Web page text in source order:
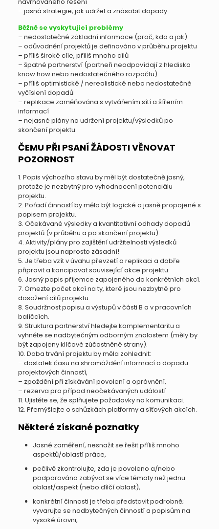
navrhovaného řešení
– jasná strategie, jak udržet a znásobit dopady
Běžně se vyskytující problémy
– nedostatečné základní informace (proč, kdo a jak)
– odůvodnění projektů je definováno v průběhu projektu
– příliš široké cíle, příliš mnoho cílů
– špatné partnerství (partneři neodpovídají z hlediska
know how nebo nedostatečného rozpočtu)
– příliš optimistické / nerealistické nebo nedostatečné
vyčíslení dopadů
– replikace zaměňována s vytvářením sítí a šířením
informací
– nejasné plány na udržení projektu/výsledků po
skončení projektu
ČEMU PŘI PSANÍ ŽÁDOSTI VĚNOVAT
POZORNOST
1. Popis výchozího stavu by měl být dostatečně jasný,
protože je nezbytný pro vyhodnocení potenciálu
projektu.
2. Pořadí činností by mělo být logické a jasně propojené s
popisem projektu.
3. Očekávané výsledky a kvantitativní odhady dopadů
projektů (v průběhu a po skončení projektu).
4. Aktivity/plány pro zajištění udržitelnosti výsledků
projektu jsou naprosto zásadní!
5. Je třeba vzít v úvahu převzetí a replikaci a dobře
připravit a koncipovat související akce projektu.
6. Jasný popis příjemce zapojeného do konkrétních akcí.
7. Omezte počet akcí na ty, které jsou nezbytné pro
dosažení cílů projektu.
8. Soudržnost popisu a výstupů v části B a v pracovních
balíčcích.
9. Struktura partnerství hledejte komplementaritu a
vyhněte se nadbytečným odborným znalostem (měly by
být zapojeny klíčové zúčastněné strany).
10. Doba trvání projektu by měla zohlednit:
– dostatek času na shromáždění informací o dopadu
projektových činností,
– zpoždění při získávání povolení a oprávnění,
– rezerva pro případ neočekávaných událostí
11. Ujistěte se, že splňujete požadavky na komunikaci.
12. Přemýšlejte o schůzkách platformy a síťových akcích.
Některé získané poznatky
Jasné zaměření, nesnažit se řešit příliš mnoho
aspektů/oblastí práce,
pečlivě zkontrolujte, zda je povoleno a/nebo
podporováno zabývat se více tématy než jednu
oblast/aspekt (nebo dílčí oblast),
konkrétní činnosti je třeba představit podrobně;
vyvarujte se nadbytečných činností a popisům na
vysoké úrovni,